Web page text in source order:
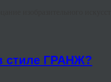
стиле ГРАНЖ?